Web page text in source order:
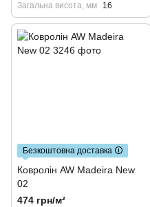
Загальна висота, мм
16
Безкоштовна доставка 🛈
Ковролін AW Madeira New
02
474 грн/м²